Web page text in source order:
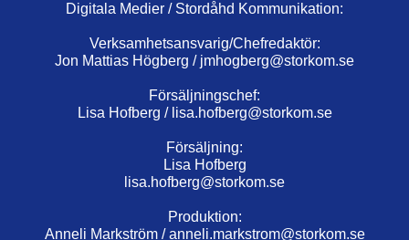
Digitala Medier / Stordåhd Kommunikation:
Verksamhetsansvarig/Chefredaktör:
Jon Mattias Högberg / jmhogberg@storkom.se
Försäljningschef:
Lisa Hofberg / lisa.hofberg@storkom.se
Försäljning:
Lisa Hofberg
lisa.hofberg@storkom.se
Produktion:
Anneli Markström /anneli.markstrom@storkom.se